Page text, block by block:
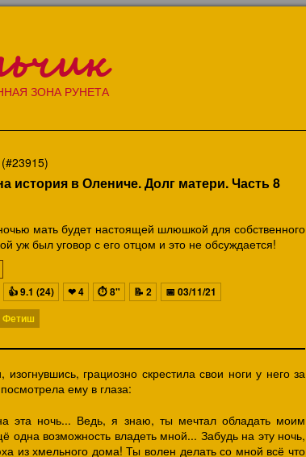
ЗОНА РУНЕТА
(#23915)
история в Олениче. Долг матери. Часть 8
мать будет настоящей шлюшкой для собственного
уж был уговор с его отцом и это не обсуждается!
👍9.1 (24) ❤4 ⏱8" 📝 2 📅 03/11/21
Фетиш
грациозно скрестила свои ноги у него за
ему в глаза:
эта ночь... Ведь, я знаю, ты мечтал обладать моим
возможность владеть мной... Забудь на эту ночь,
из хмельного дома! Ты волен делать со мной всё что